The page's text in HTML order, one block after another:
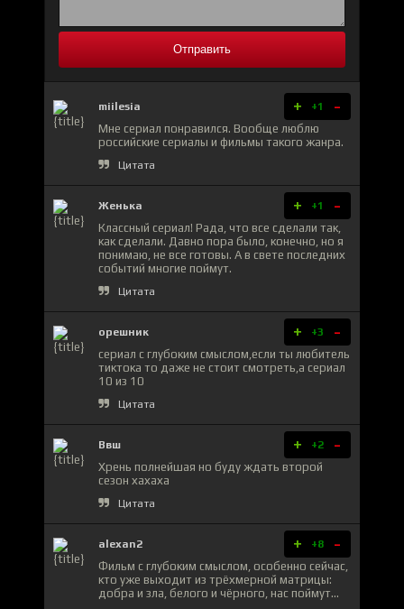
Отправить
miilesia + +1 -
Мне сериал понравился. Вообще люблю
российские сериалы и фильмы такого жанра.
Цитата
Женька + +1 -
Классный сериал! Рада, что все сделали так,
как сделали. Давно пора было, конечно, но я
понимаю, не все готовы. А в свете последних
событий многие поймут.
Цитата
орешник + +3 -
сериал с глубоким смыслом,если ты любитель
тиктока то даже не стоит смотреть,а сериал
10 из 10
Цитата
Ввш + +2 -
Хрень полнейшая но буду ждать второй
сезон хахаха
Цитата
alexan2 + +8 -
Фильм с глубоким смыслом, особенно сейчас,
кто уже выходит из трёхмерной матрицы:
добра и зла, белого и чёрного, нас поймут...